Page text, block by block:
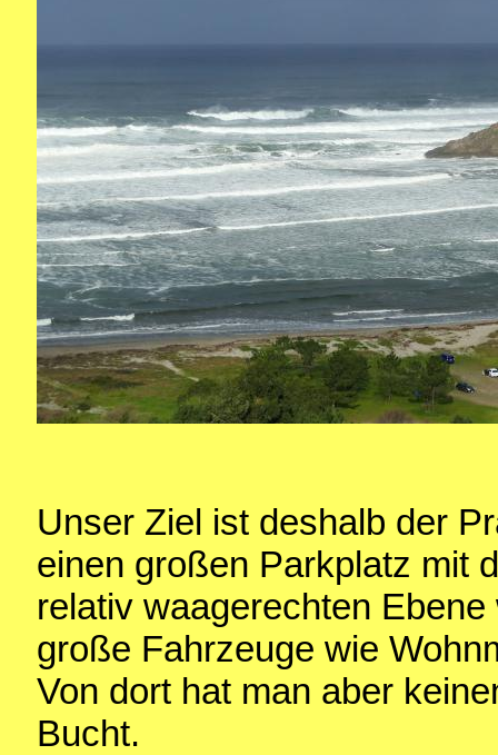
Unser Ziel ist deshalb der
einen großen Parkplatz mit
relativ waagerechten
große Fahrzeuge wie
Von dort hat man aber
Bucht.